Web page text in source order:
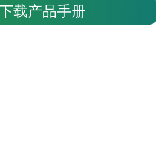
载产品手册